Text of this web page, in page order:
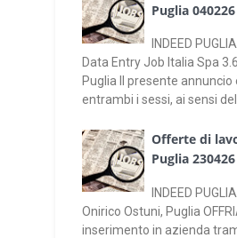
Puglia 040226
INDEED
Data Entry Job Italia Spa
Puglia Il presente annuncio
entrambi i sessi, ai sensi
Offerte di
Puglia 230426
INDEED
Onirico Ostuni, Puglia
inserimento in azienda